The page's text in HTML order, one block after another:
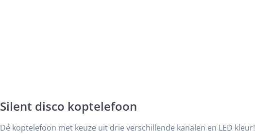
Silent disco koptelefoon
Dé koptelefoon met keuze uit drie verschillende kanalen en LED kleur!